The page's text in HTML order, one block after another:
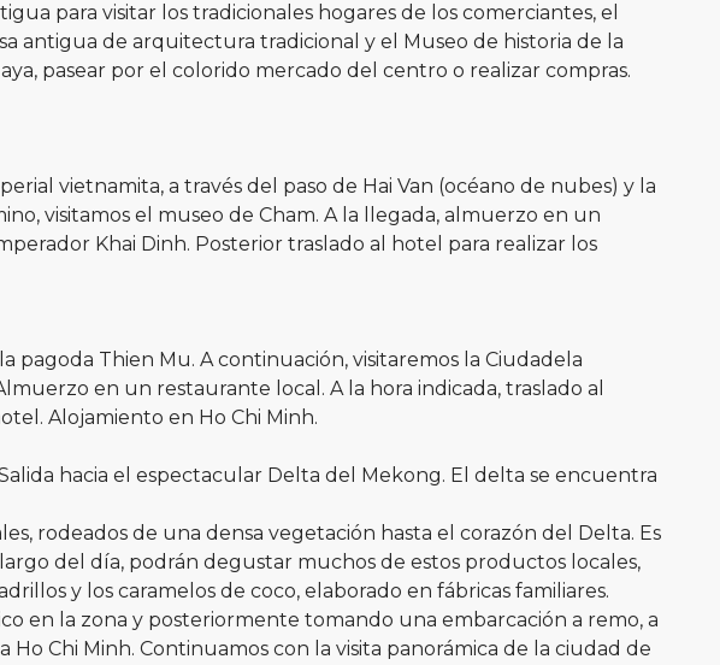
para visitar los tradicionales hogares de los comerciantes, el
antigua de arquitectura tradicional y el Museo de historia de la
pasear por el colorido mercado del centro o realizar compras.
vietnamita, a través del paso de Hai Van (océano de nubes) y la
visitamos el museo de Cham. A la llegada, almuerzo en un
Khai Dinh. Posterior traslado al hotel para realizar los
pagoda Thien Mu. A continuación, visitaremos la Ciudadela
en un restaurante local. A la hora indicada, traslado al
Alojamiento en Ho Chi Minh.
hacia el espectacular Delta del Mekong. El delta se encuentra
rodeados de una densa vegetación hasta el corazón del Delta. Es
del día, podrán degustar muchos de estos productos locales,
y los caramelos de coco, elaborado en fábricas familiares.
en la zona y posteriormente tomando una embarcación a remo, a
Chi Minh. Continuamos con la visita panorámica de la ciudad de